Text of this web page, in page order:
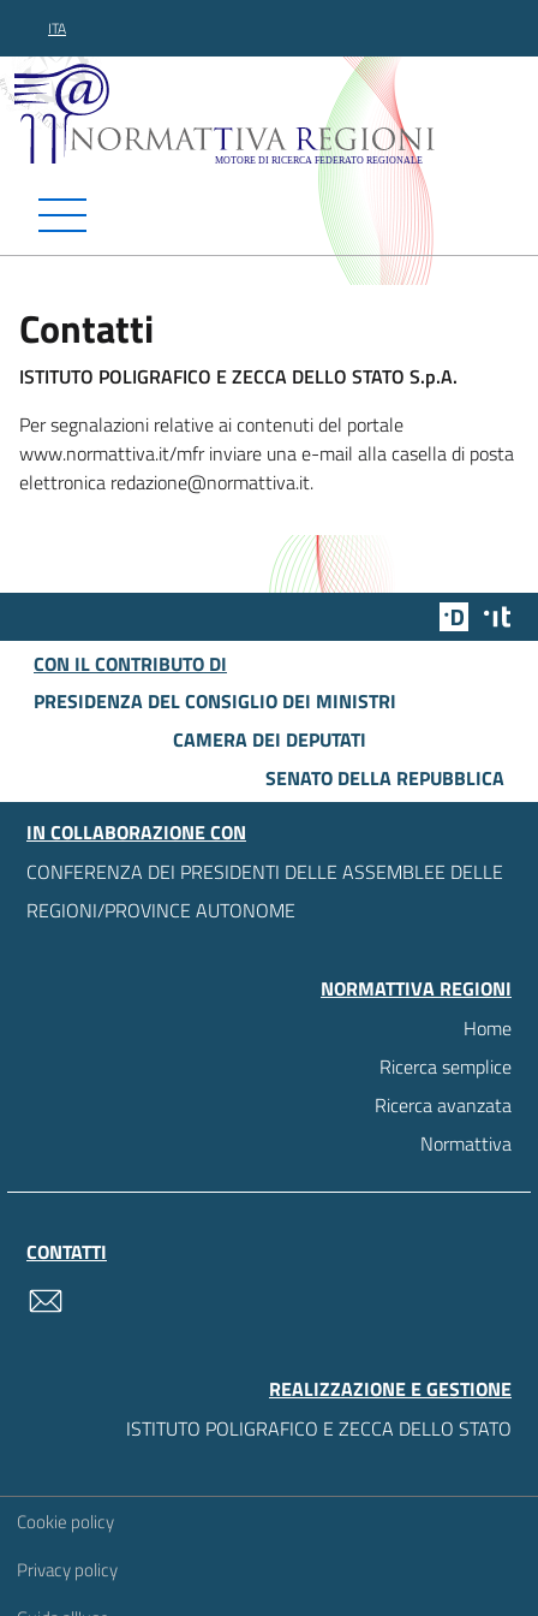
ITA
Normattiva Regioni -
Contatti
ISTITUTO POLIGRAFICO E ZECCA DELLO STATO S.p.A.
Per segnalazioni relative ai contenuti del portale
www.normattiva.it/mfr inviare una e-mail alla casella di posta
elettronica redazione@normattiva.it.
Team
CON IL CONTRIBUTO DI
PRESIDENZA DEL CONSIGLIO DEI MINISTRI
CAMERA DEI DEPUTATI
SENATO DELLA REPUBBLICA
IN COLLABORAZIONE CON
CONFERENZA DEI PRESIDENTI DELLE ASSEMBLEE DELLE
REGIONI/PROVINCE AUTONOME
NORMATTIVA REGIONI
Home
Ricerca semplice
Ricerca avanzata
Normattiva
CONTATTI
REALIZZAZIONE E GESTIONE
ISTITUTO POLIGRAFICO E ZECCA DELLO STATO
Sezione Link Utili
Cookie policy
Privacy policy